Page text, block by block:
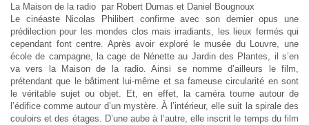
La Maison de la radio par Robert Dumas et Daniel Bougnoux
Le cinéaste Nicolas Philibert confirme avec son dernier opus une
prédilection pour les mondes clos mais irradiants, les lieux fermés qui
cependant font centre. Après avoir exploré le musée du Louvre, une
école de campagne, la cage de Nénette au Jardin des Plantes, il s’en
va vers la Maison de la radio. Ainsi se nomme d’ailleurs le film,
prétendant que le bâtiment lui-même et sa fameuse circularité en sont
le véritable sujet ou objet. Et, en effet, la caméra tourne autour de
l’édifice comme autour d’un mystère. À l’intérieur, elle suit la spirale des
couloirs et des étages. D’une aube à l’autre, elle inscrit le temps du film